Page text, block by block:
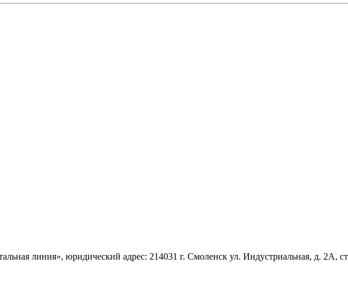
линия», юридический адрес: 214031 г. Смоленск ул. Индустриальная, д.